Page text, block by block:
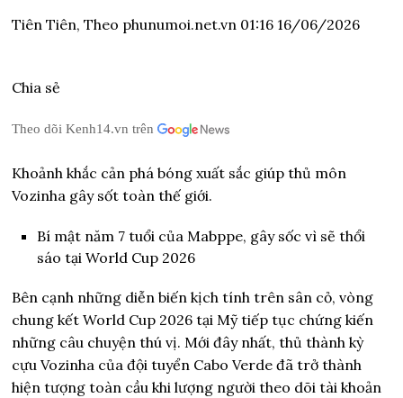
Tiên Tiên, Theo phunumoi.net.vn 01:16 16/06/2026
Chia sẻ
Theo dõi Kenh14.vn trên
Khoảnh khắc cản phá bóng xuất sắc giúp thủ môn
Vozinha gây sốt toàn thế giới.
Bí mật năm 7 tuổi của Mabppe, gây sốc vì sẽ thổi
sáo tại World Cup 2026
Bên cạnh những diễn biến kịch tính trên sân cỏ, vòng
chung kết World Cup 2026 tại Mỹ tiếp tục chứng kiến
những câu chuyện thú vị. Mới đây nhất, thủ thành kỳ
cựu Vozinha của đội tuyển Cabo Verde đã trở thành
hiện tượng toàn cầu khi lượng người theo dõi tài khoản